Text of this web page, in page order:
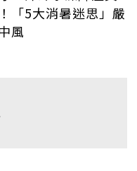
「5大消暑迷思」嚴
風